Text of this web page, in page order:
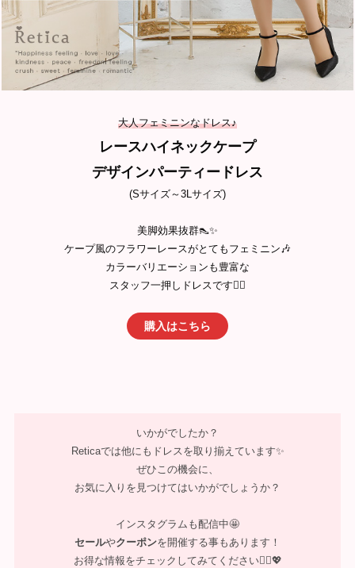
大人フェミニンなドレス♪
レースハイネックケープ
デザインパーティードレス
(Sサイズ～3Lサイズ)
美脚効果抜群👠✨
ケープ風のフラワーレースがとてもフェミニン🎶
カラーバリエーションも豊富な
スタッフ一押しドレスです💁‍♀️
購入はこちら
いかがでしたか？
Reticaでは他にもドレスを取り揃えています✨
ぜひこの機会に、
お気に入りを見つけてはいかがでしょうか？
インスタグラムも配信中🤩
セールやクーポンを開催する事もあります！
お得な情報をチェックしてみてください💁‍♀️💖